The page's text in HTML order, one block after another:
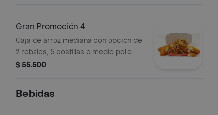
Gran Promoción 4
Caja de arroz mediana con opción de
2 robalos, 5 costillas o medio pollo
para 3-4 personas.
$ 55.500
Bebidas